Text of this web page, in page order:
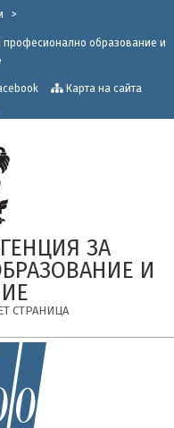
>
образование и
Карта на сайта
ЗА
И
СТРАНИЦА